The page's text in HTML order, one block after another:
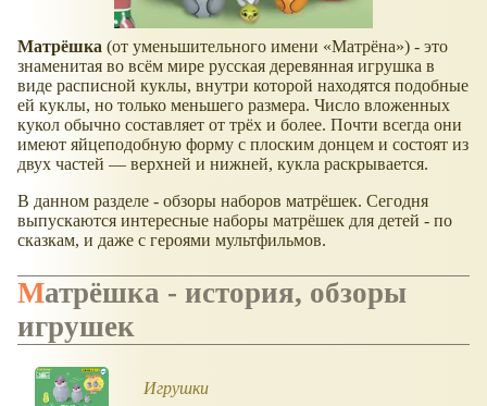
Матрёшка (от уменьшительного имени Матрёна ) - это
знаменитая во всём мире русская деревянная игрушка в
виде расписной куклы, внутри которой находятся подобные
ей куклы, но только меньшего размера. Число вложенных
кукол обычно составляет от трёх и более. Почти всегда они
имеют яйцеподобную форму с плоским донцем и состоят из
двух частей — верхней и нижней, кукла раскрывается.
В данном разделе - обзоры наборов матрёшек. Сегодня
выпускаются интересные наборы матрёшек для детей - по
сказкам, и даже с героями мультфильмов.
Матрёшка - история, обзоры
игрушек
Игрушки